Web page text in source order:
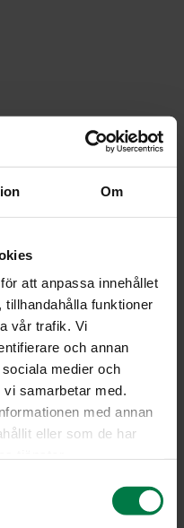
Om
att anpassa innehållet
funktioner
vår trafik. Vi
och annan
medier och
samarbetar med.
med annan
eller som de har
porkkanat,
tomaattisose, sipulit
minuutin ajan
vesi. Keitä muutaman
ja pippuri. Hauduta 10
ja peston